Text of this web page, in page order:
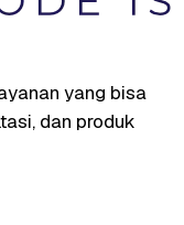
yang bisa
dan produk